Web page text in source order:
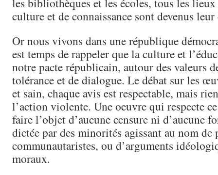
culture et de connaissance sont devenus
Or nous vivons dans une république
est temps de rappeler que la culture et
notre pacte républicain, autour des valeurs
tolérance et de dialogue. Le débat sur les
et sain, chaque avis est respectable, mais
l’action violente. Une oeuvre qui respecte
faire l’objet d’aucune censure ni d’aucune
dictée par des minorités agissant au nom de
communautaristes, ou d’arguments
moraux.